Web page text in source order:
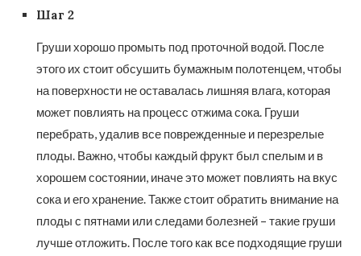
Шаг 2
Груши хорошо промыть под проточной водой. После
этого их стоит обсушить бумажным полотенцем, чтобы
на поверхности не оставалась лишняя влага, которая
может повлиять на процесс отжима сока. Груши
перебрать, удалив все поврежденные и перезрелые
плоды. Важно, чтобы каждый фрукт был спелым и в
хорошем состоянии, иначе это может повлиять на вкус
сока и его хранение. Также стоит обратить внимание на
плоды с пятнами или следами болезней – такие груши
лучше отложить. После того как все подходящие груши